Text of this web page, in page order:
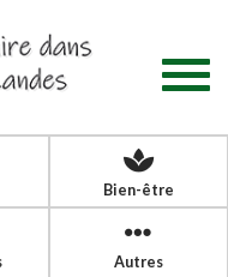
Bien-être
Autres